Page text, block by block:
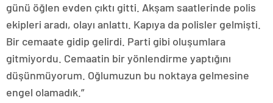
günü öğlen evden çıktı gitti. Akşam saatlerinde polis
ekipleri aradı, olayı anlattı. Kapıya da polisler gelmişti.
Bir cemaate gidip gelirdi. Parti gibi oluşumlara
gitmiyordu. Cemaatin bir yönlendirme yaptığını
düşünmüyorum. Oğlumuzun bu noktaya gelmesine
engel olamadık.”